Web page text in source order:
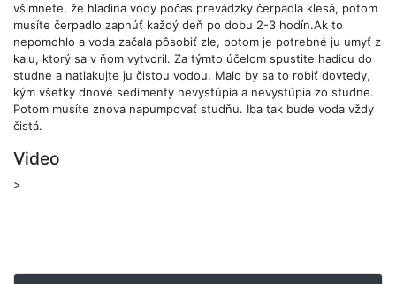
všimnete, že hladina vody počas prevádzky čerpadla klesá, potom
musíte čerpadlo zapnúť každý deň po dobu 2-3 hodín.Ak to
nepomohlo a voda začala pôsobiť zle, potom je potrebné ju umyť z
kalu, ktorý sa v ňom vytvoril. Za týmto účelom spustite hadicu do
studne a natlakujte ju čistou vodou. Malo by sa to robiť dovtedy,
kým všetky dnové sedimenty nevystúpia a nevystúpia zo studne.
Potom musíte znova napumpovať studňu. Iba tak bude voda vždy
čistá.
Video
>